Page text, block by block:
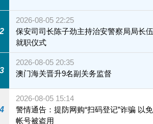
2
2026-08-05 22:25
保安司司长陈子劲主持治安警察局局长
就职仪式
3
2026-08-05 20:35
澳门海关晋升9名副关务监督
2026-08-05 15:14
警情通告：提防网购“扫码登记”诈骗 以
帐号被盗用